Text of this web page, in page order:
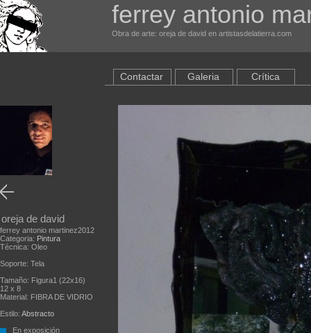
ferrey antonio
Obra de arte: oreja de david en artistasdelatierra.com
oreja de david
ferrey antonio martinez2012
Categoria: Pintura
Técnica: Oleo
Soporte: Tela
Tamaño: Figura1 (22x16)
12 x 8
Material: FIBRA DE VIDRIO
Estilo: Abstracto
En exposición
Contactar Galeria Crítica